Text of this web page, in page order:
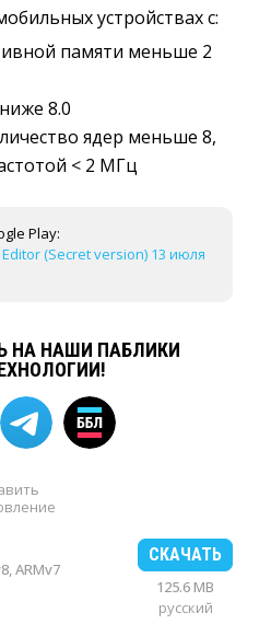
устройствах с:
памяти меньше 2
8.0
ядер меньше 8,
< 2 МГц
Play:
(Secret version) 13 июля
НА НАШИ ПАБЛИКИ
ARMv7
СКАЧАТЬ
125.6 MB
русский